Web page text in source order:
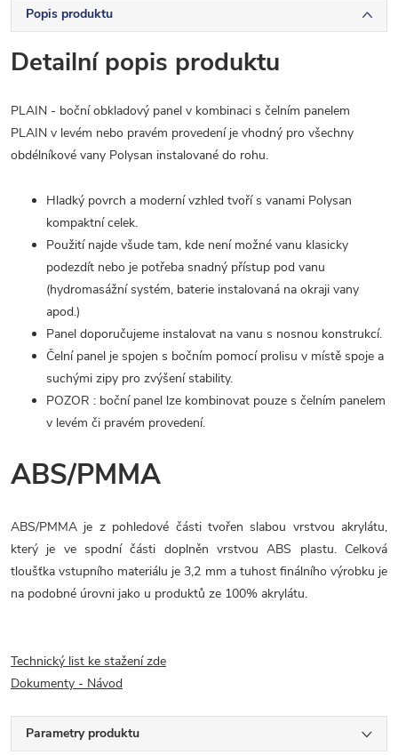
Popis produktu
Detailní popis produktu
PLAIN - boční obkladový panel v kombinaci s čelním panelem
PLAIN v levém nebo pravém provedení je vhodný pro všechny
obdélníkové vany Polysan instalované do rohu.
Hladký povrch a moderní vzhled tvoří s vanami Polysan
kompaktní celek.
Použití najde všude tam, kde není možné vanu klasicky
podezdít nebo je potřeba snadný přístup pod vanu
(hydromasážní systém, baterie instalovaná na okraji vany
apod.)
Panel doporučujeme instalovat na vanu s nosnou konstrukcí.
Čelní panel je spojen s bočním pomocí prolisu v místě spoje a
suchými zipy pro zvýšení stability.
POZOR : boční panel lze kombinovat pouze s čelním panelem
v levém či pravém provedení.
ABS/PMMA
ABS/PMMA je z pohledové části tvořen slabou vrstvou akrylátu,
který je ve spodní části doplněn vrstvou ABS plastu. Celková
tloušťka vstupního materiálu je 3,2 mm a tuhost finálního výrobku je
na podobné úrovni jako u produktů ze 100% akrylátu.
Technický list ke stažení zde
Dokumenty - Návod
Parametry produktu